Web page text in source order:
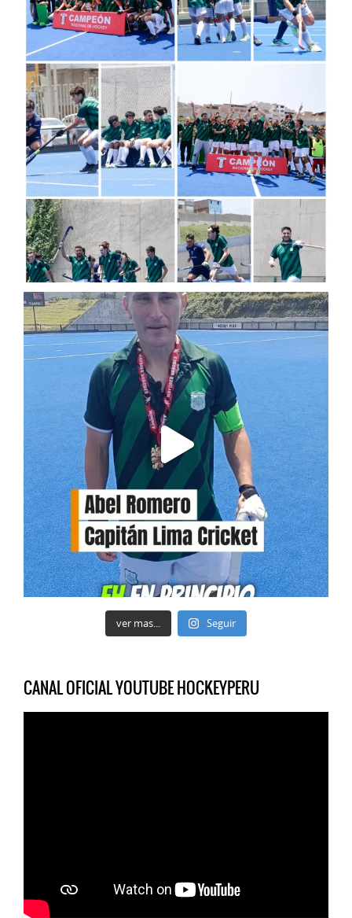
ver mas... Seguir
CANAL OFICIAL YOUTUBE HOCKEYPERU